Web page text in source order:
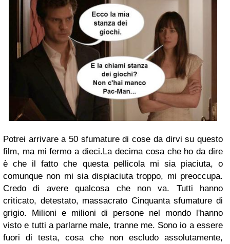
Potrei arrivare a 50 sfumature di cose da dirvi su questo
film, ma mi fermo a dieci.La decima cosa che ho da dire
è che il fatto che questa pellicola mi sia piaciuta, o
comunque non mi sia dispiaciuta troppo, mi preoccupa.
Credo di avere qualcosa che non va. Tutti hanno
criticato, detestato, massacrato Cinquanta sfumature di
grigio. Milioni e milioni di persone nel mondo l'hanno
visto e tutti a parlarne male, tranne me. Sono io a essere
fuori di testa, cosa che non escludo assolutamente,